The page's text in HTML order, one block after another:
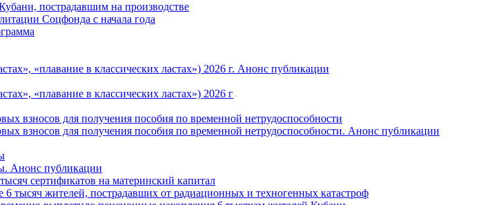
пострадавшим на производстве
Соцфонда с начала года
«плавание в классических ластах») 2026 г. Анонс публикации
«плавание в классических ластах») 2026 г
взносов для получения пособия по временной нетрудоспособности
взносов для получения пособия по временной нетрудоспособности. Анонс публикации
Анонс публикации
сертификатов на материнский капитал
тысяч жителей, пострадавших от радиационных и техногенных катастроф